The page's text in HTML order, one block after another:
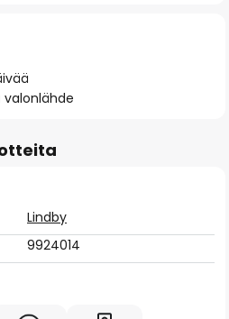
valonlähde
Lindby
9924014